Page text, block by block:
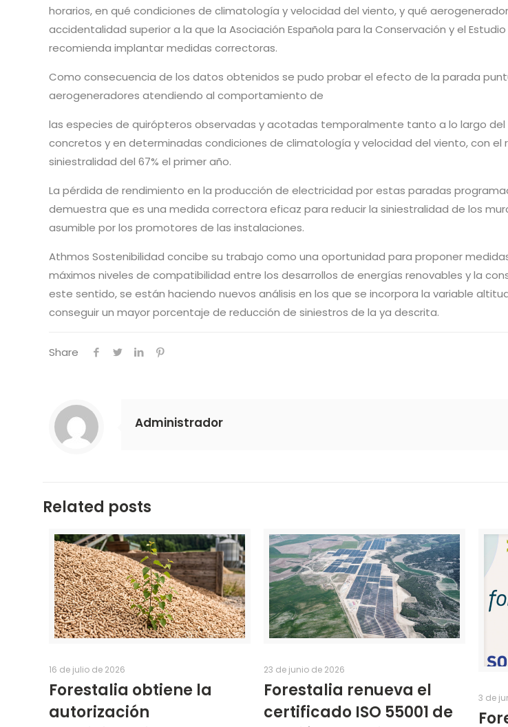
horarios, en qué condiciones de climatología y velocidad del viento, y qué
accidentalidad superior a la que la Asociación Española para la Conservación y el Estudio
recomienda implantar medidas correctoras.
Como consecuencia de los datos obtenidos se pudo probar el efecto de la parada
aerogeneradores atendiendo al comportamiento de
las especies de quirópteros observadas y acotadas temporalmente tanto a lo largo del
concretos y en determinadas condiciones de climatología y velocidad del viento, con el
siniestralidad del 67% el primer año.
La pérdida de rendimiento en la producción de electricidad por estas paradas
demuestra que es una medida correctora eficaz para reducir la siniestralidad de los
asumible por los promotores de las instalaciones.
Athmos Sostenibilidad concibe su trabajo como una oportunidad para proponer
máximos niveles de compatibilidad entre los desarrollos de energías renovables y la
este sentido, se están haciendo nuevos análisis en los que se incorpora la variable
conseguir un mayor porcentaje de reducción de siniestros de la ya descrita.
Share
Administrador
Related posts
16 de julio de 2026
Forestalia obtiene la
autorización
23 de junio de 2026
Forestalia renueva el
certificado ISO 55001 de
3 de